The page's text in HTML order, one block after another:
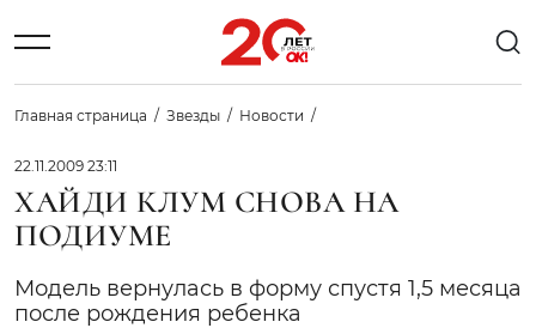
Главная страница Звезды Новости
22.11.2009 23:11
ХАЙДИ КЛУМ СНОВА НА
ПОДИУМЕ
Модель вернулась в форму спустя 1,5 месяца
после рождения ребенка